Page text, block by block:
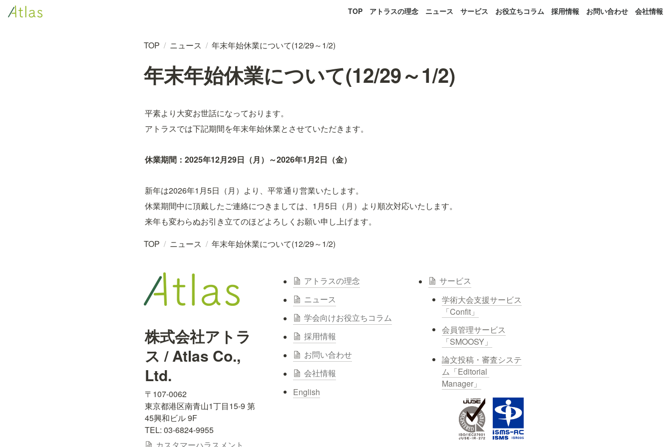
TOP アトラスの理念 ニュース サービス お役立ちコラム 採用情報 お問い合わせ 会社情報
TOP / ニュース / 年末年始休業について(12/29～1/2)
年末年始休業について(12/29～1/2)
平素より大変お世話になっております。
アトラスでは下記期間を年末年始休業とさせていただきます。
休業期間：2025年12月29日（月）～2026年1月2日（金）
新年は2026年1月5日（月）より、平常通り営業いたします。
休業期間中に頂戴したご連絡につきましては、1月5日（月）より順次対応いたします。
来年も変わらぬお引き立てのほどよろしくお願い申し上げます。
TOP / ニュース / 年末年始休業について(12/29～1/2)
株式会社アトラ
ス / Atlas Co.,
Ltd.
〒107-0062
東京都港区南青山1丁目15-9 第
45興和ビル 9F
TEL: 03-6824-9955
アトラスの理念
ニュース
学会向けお役立ちコラム
採用情報
お問い合わせ
会社情報
English
サービス
学術大会支援サービス
「Confit」
会員管理サービス
「SMOOSY」
論文投稿・審査システ
ム「Editorial
Manager」